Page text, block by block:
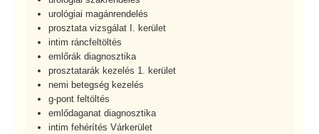
urológiai magánrendelés
prosztata vizsgálat I. kerület
intim ráncfeltöltés
emlőrák diagnosztika
prosztatarák kezelés 1. kerület
nemi betegség kezelés
g-pont feltöltés
emlődaganat diagnosztika
intim fehérítés Várkerület